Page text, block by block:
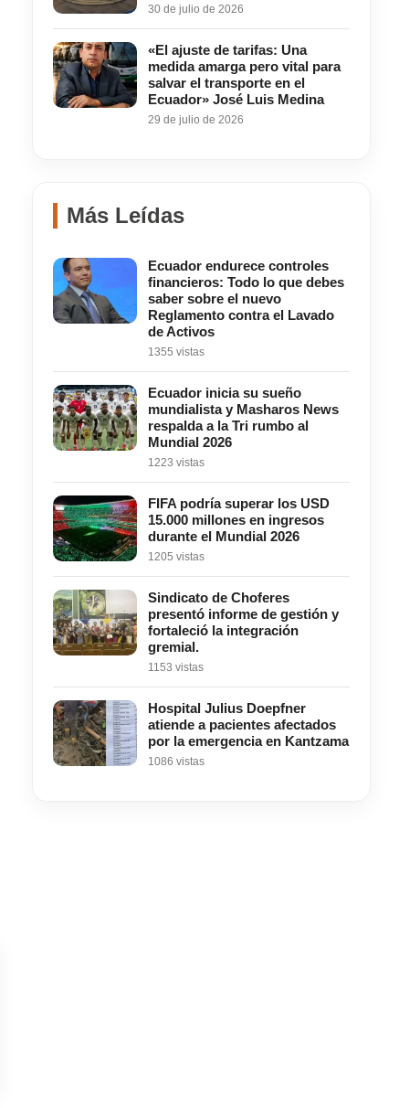
30 de julio de 2026
«El ajuste de tarifas: Una
medida amarga pero vital para
salvar el transporte en el
Ecuador» José Luis Medina
29 de julio de 2026
Más Leídas
Ecuador endurece controles
financieros: Todo lo que debes
saber sobre el nuevo
Reglamento contra el Lavado
de Activos
1355 vistas
Ecuador inicia su sueño
mundialista y Masharos News
respalda a la Tri rumbo al
Mundial 2026
1223 vistas
FIFA podría superar los USD
15.000 millones en ingresos
durante el Mundial 2026
1205 vistas
Sindicato de Choferes
presentó informe de gestión y
fortaleció la integración
gremial.
1153 vistas
Hospital Julius Doepfner
atiende a pacientes afectados
por la emergencia en Kantzama
1086 vistas